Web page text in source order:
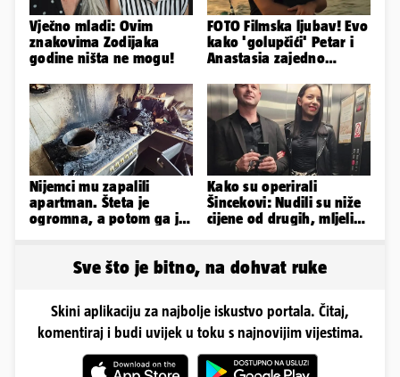
Vječno mladi: Ovim
znakovima Zodijaka
godine ništa ne mogu!
FOTO Filmska ljubav! Evo
kako 'golupčići' Petar i
Anastasia zajedno
Nijemci mu zapalili
apartman. Šteta je
ogromna, a potom ga je
Kako su operirali
Šincekovi: Nudili su niže
cijene od drugih, mljeli
Sve što je bitno, na dohvat ruke
Skini aplikaciju za najbolje iskustvo portala. Čitaj,
komentiraj i budi uvijek u toku s najnovijim vijestima.